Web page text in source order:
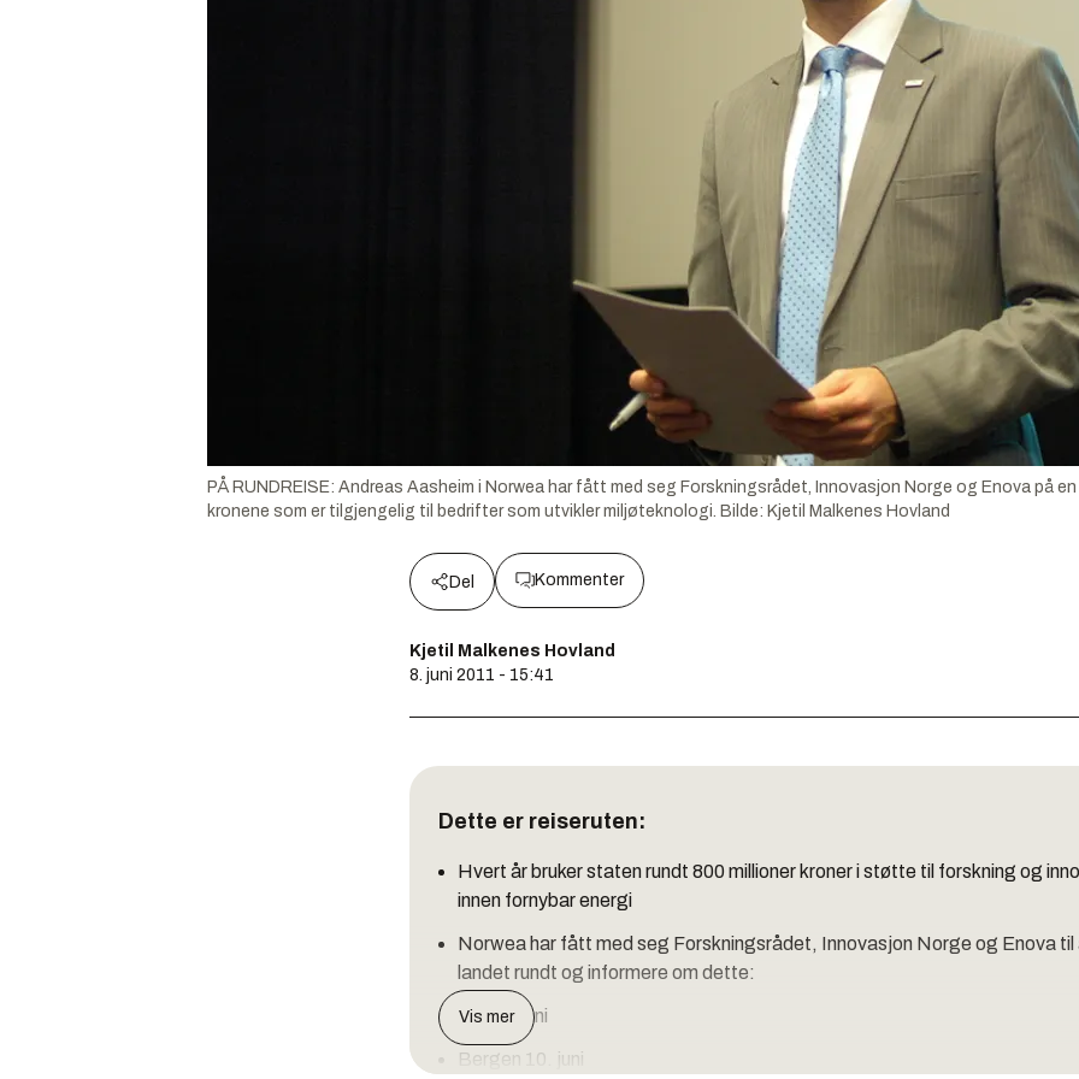
PÅ RUNDREISE: Andreas Aasheim i Norwea har fått med seg Forskningsrådet, Innovasjon Norge og Enova på
kronene som er tilgjengelig til bedrifter som utvikler miljøteknologi. Bilde: Kjetil Malkenes Hovland
Del Kommenter
Kjetil Malkenes Hovland
8. juni 2011 - 15:41
Dette er reiseruten:
Hvert år bruker staten rundt 800 millioner kroner i støtte til forskning og
innen fornybar energi
Norwea har fått med seg Forskningsrådet, Innovasjon Norge og Enova til
landet rundt og informere om dette:
Oslo 8. juni
Bergen 10. juni
Vis mer